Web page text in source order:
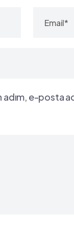
adım, e-posta